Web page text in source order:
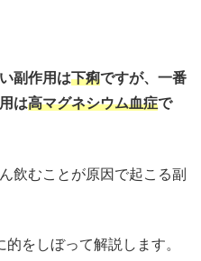
副作用は下痢ですが、一番
は高マグネシウム血症で
飲むことが原因で起こる副
をしぼって解説します。